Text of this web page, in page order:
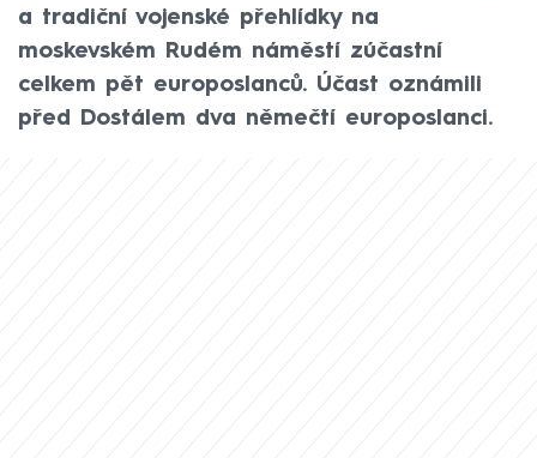
a tradiční vojenské přehlídky na
moskevském Rudém náměstí zúčastní
celkem pět europoslanců. Účast oznámili
před Dostálem dva němečtí europoslanci.